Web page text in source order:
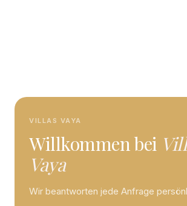
VILLAS VAYA
Willkommen bei
Vaya
Wir beantworten jede Anfrage